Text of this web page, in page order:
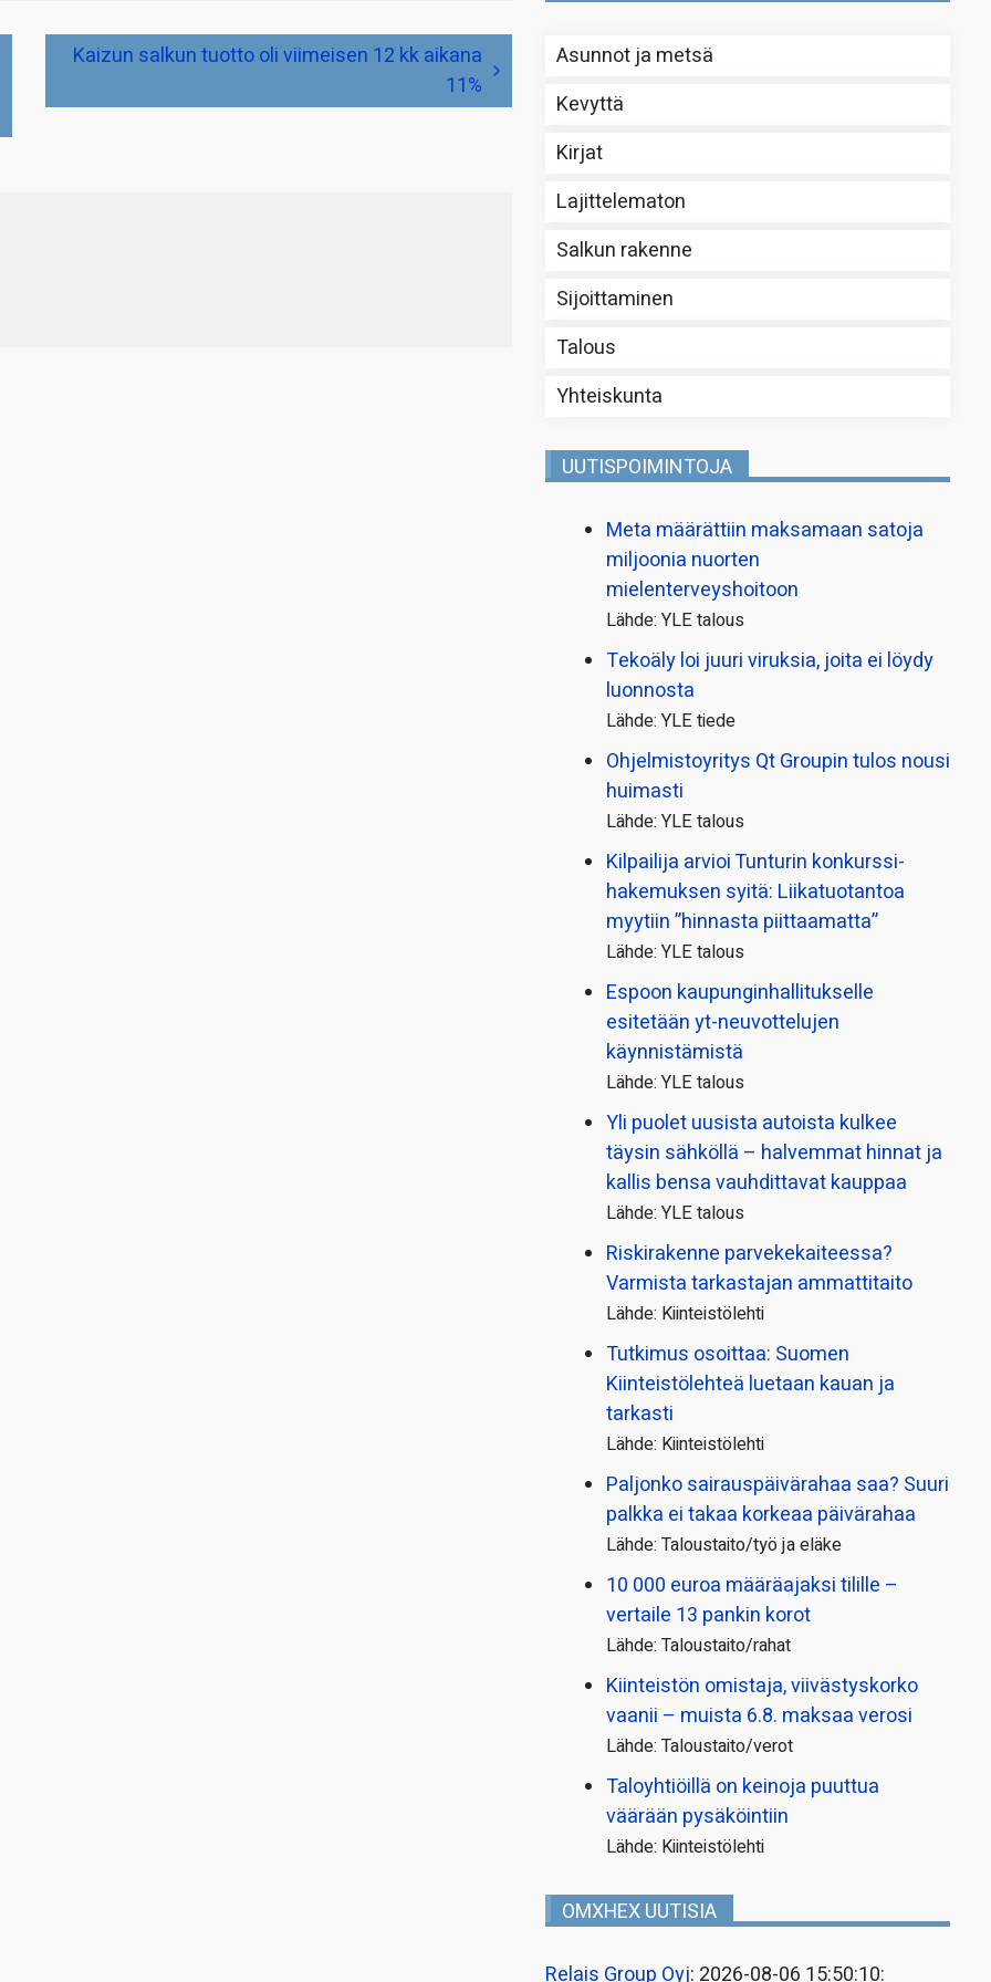
Kaizun salkun tuotto oli viimeisen 12 kk aikana
11%
Asunnot ja metsä
Kevyttä
Kirjat
Lajittelematon
Salkun rakenne
Sijoittaminen
Talous
Yhteiskunta
UUTISPOIMINTOJA
Meta määrättiin maksamaan satoja
miljoonia nuorten
mielenterveyshoitoon
Lähde: YLE talous
Tekoäly loi juuri viruksia, joita ei löydy
luonnosta
Lähde: YLE tiede
Ohjelmistoyritys Qt Groupin tulos nousi
huimasti
Lähde: YLE talous
Kilpailija arvioi Tunturin konkurssi­
hakemuksen syitä: Liikatuotantoa
myytiin ”hinnasta piittaamatta”
Lähde: YLE talous
Espoon kaupungin­hallitukselle
esitetään yt-neuvottelujen
käynnistämistä
Lähde: YLE talous
Yli puolet uusista autoista kulkee
täysin sähköllä – halvemmat hinnat ja
kallis bensa vauhdittavat kauppaa
Lähde: YLE talous
Riskirakenne parvekekaiteessa?
Varmista tarkastajan ammattitaito
Lähde: Kiinteistölehti
Tutkimus osoittaa: Suomen
Kiinteistölehteä luetaan kauan ja
tarkasti
Lähde: Kiinteistölehti
Paljonko sairauspäivä­rahaa saa? Suuri
palkka ei takaa korkeaa päivärahaa
Lähde: Taloustaito/työ ja eläke
10 000 euroa määräajaksi tilille –
vertaile 13 pankin korot
Lähde: Taloustaito/rahat
Kiinteistön omistaja, viivästyskorko
vaanii – muista 6.8. maksaa verosi
Lähde: Taloustaito/verot
Taloyhtiöillä on keinoja puuttua
väärään pysäköintiin
Lähde: Kiinteistölehti
OMXHEX UUTISIA
Relais Group Oyj: 2026-08-06 15:50:10: